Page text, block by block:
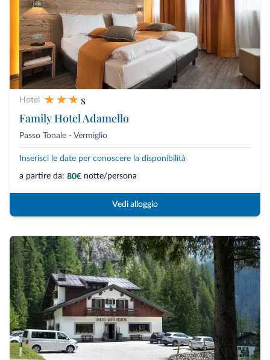
Hotel
s
Family Hotel Adamello
Passo Tonale - Vermiglio
Inserisci le date per conoscere la disponibilità
a partire da: 80€ notte/persona
Vedi alloggio